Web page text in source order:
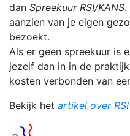
dan Spreekuur RSI/KANS.
aanzien van je eigen
bezoekt.
Als er geen spreekuur is
jezelf dan in in de
kosten verbonden van
Bekijk het artikel over